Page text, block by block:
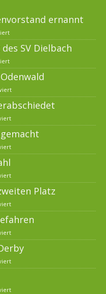
ernannt
SV Dielbach
Platz